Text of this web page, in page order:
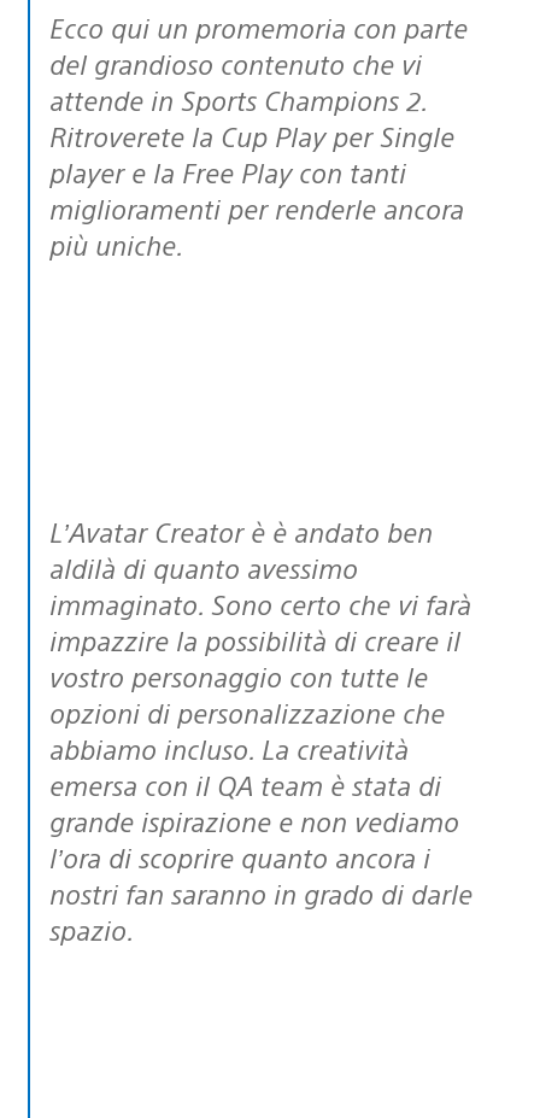
Ecco qui un promemoria con parte
del grandioso contenuto che vi
attende in Sports Champions 2.
Ritroverete la Cup Play per Single
player e la Free Play con tanti
miglioramenti per renderle ancora
più uniche.
L’Avatar Creator è è andato ben
aldilà di quanto avessimo
immaginato. Sono certo che vi farà
impazzire la possibilità di creare il
vostro personaggio con tutte le
opzioni di personalizzazione che
abbiamo incluso. La creatività
emersa con il QA team è stata di
grande ispirazione e non vediamo
l’ora di scoprire quanto ancora i
nostri fan saranno in grado di darle
spazio.